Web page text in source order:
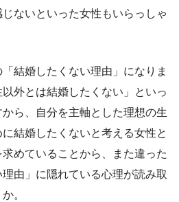
ないといった女性もいらっしゃ
結婚したくない理由」になりま
外とは結婚したくない」といっ
ら、自分を主軸とした理想の生
結婚したくないと考える女性と
めていることから、また違った
由」に隠れている心理が読み取
。